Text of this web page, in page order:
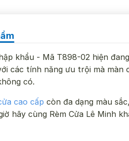
khẩu - Mã T898-02 hiện
các tính năng ưu trội mà màn
có.
cao cấp còn đa dạng màu
hãy cùng Rèm Cửa Lê Minh